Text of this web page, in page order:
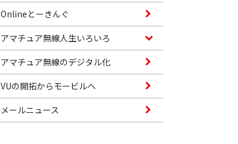
Onlineとーきんぐ
アマチュア無線人生いろいろ
アマチュア無線のデジタル化
VUの開拓からモービルへ
メールニュース